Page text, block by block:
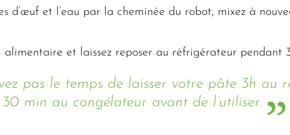
d’œuf et l’eau par la cheminée du robot, mixez à
et laissez reposer au réfrigérateur pendant
pas le temps de laisser votre pâte 3h au
min au congélateur avant de l’utiliser.